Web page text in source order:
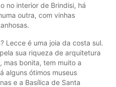
no interior de Brindisi, há
outra, com vinhas
Lecce é uma joia da costa sul.
sua riqueza de arquitetura
mas bonita, tem muito a
alguns ótimos museus
e a Basílica de Santa